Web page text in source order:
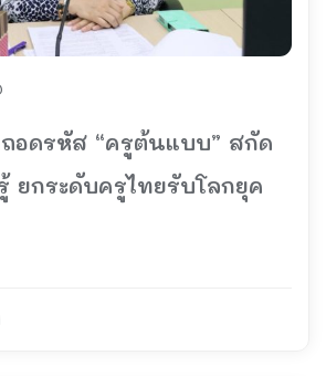
อดรหัส “ครูต้นแบบ” สกัด
ยกระดับครูไทยรับโลกยุค